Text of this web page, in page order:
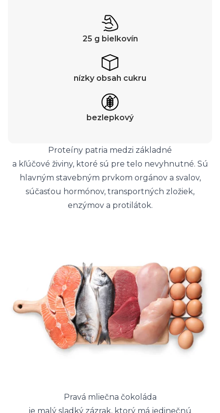
25 g bielkovín
nízky obsah cukru
bezlepkový
Proteíny patria medzi základné
a kľúčové živiny, ktoré sú pre telo nevyhnutné. Sú
hlavným stavebným prvkom orgánov a svalov,
súčasťou hormónov, transportných zložiek,
enzýmov a protilátok.
Pravá mliečna čokoláda
je malý sladký zázrak, ktorý má jedinečnú